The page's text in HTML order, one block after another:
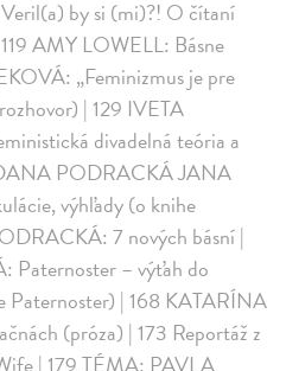
by si (mi)?! O čítaní
AMY LOWELL: Básne
„Feminizmus je pre
| 129 IVETA
divadelná teória a
PODRACKÁ JANA
výhľady (o knihe
7 nových básní |
– výťah do
Paternoster) | 168 KATARÍNA
(próza) | 173 Reportáž z